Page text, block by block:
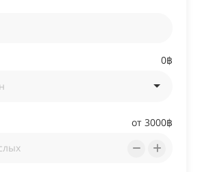
0฿
от 3000฿